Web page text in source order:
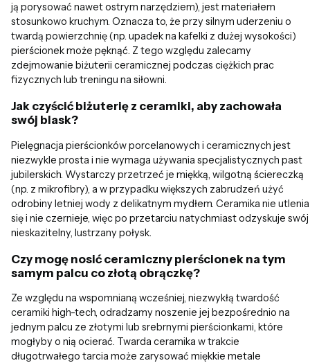
ją porysować nawet ostrym narzędziem), jest materiałem
stosunkowo kruchym. Oznacza to, że przy silnym uderzeniu o
twardą powierzchnię (np. upadek na kafelki z dużej wysokości)
pierścionek może pęknąć. Z tego względu zalecamy
zdejmowanie biżuterii ceramicznej podczas ciężkich prac
fizycznych lub treningu na siłowni.
Jak czyścić biżuterię z ceramiki, aby zachowała
swój blask?
Pielęgnacja pierścionków porcelanowych i ceramicznych jest
niezwykle prosta i nie wymaga używania specjalistycznych past
jubilerskich. Wystarczy przetrzeć je miękką, wilgotną ściereczką
(np. z mikrofibry), a w przypadku większych zabrudzeń użyć
odrobiny letniej wody z delikatnym mydłem. Ceramika nie utlenia
się i nie czernieje, więc po przetarciu natychmiast odzyskuje swój
nieskazitelny, lustrzany połysk.
Czy mogę nosić ceramiczny pierścionek na tym
samym palcu co złotą obrączkę?
Ze względu na wspomnianą wcześniej, niezwykłą twardość
ceramiki high-tech, odradzamy noszenie jej bezpośrednio na
jednym palcu ze złotymi lub srebrnymi pierścionkami, które
mogłyby o nią ocierać. Twarda ceramika w trakcie
długotrwałego tarcia może zarysować miękkie metale